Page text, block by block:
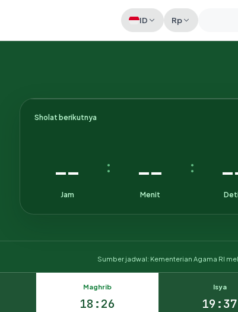
ID Rp
Memeriksa sesi akun
Sholat berikutnya
--
Jam
: --
Menit
:
Sumber jadwal: Kementerian Agama RI
Maghrib
18:26
Isya
19:37